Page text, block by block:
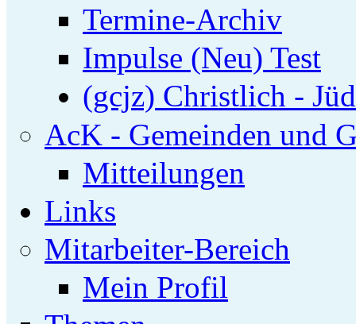
Termine-Archiv
Impulse (Neu) Test
(gcjz) Christlich -
AcK - Gemeinden und
Mitteilungen
Links
Mitarbeiter-Bereich
Mein Profil